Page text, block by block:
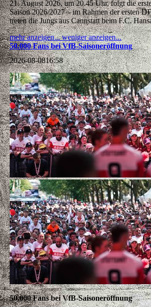
21. August 2026, um 20.45 Uhr, folgt die
Saison 2026/2027 – im Rahmen der ersten
treten die Jungs aus Cannstatt beim F.C.
mehr anzeigen...weniger anzeigen...
50.000 Fans bei VfB-Saisoneröffnung
2026-08-0816:58
50.000 Fans bei VfB-Saisoneröffnung